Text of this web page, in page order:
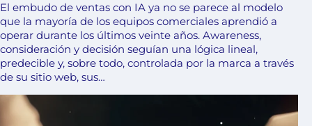
El embudo de ventas con IA ya no se parece al modelo
que la mayoría de los equipos comerciales aprendió a
operar durante los últimos veinte años. Awareness,
consideración y decisión seguían una lógica lineal,
predecible y, sobre todo, controlada por la marca a través
de su sitio web, sus…